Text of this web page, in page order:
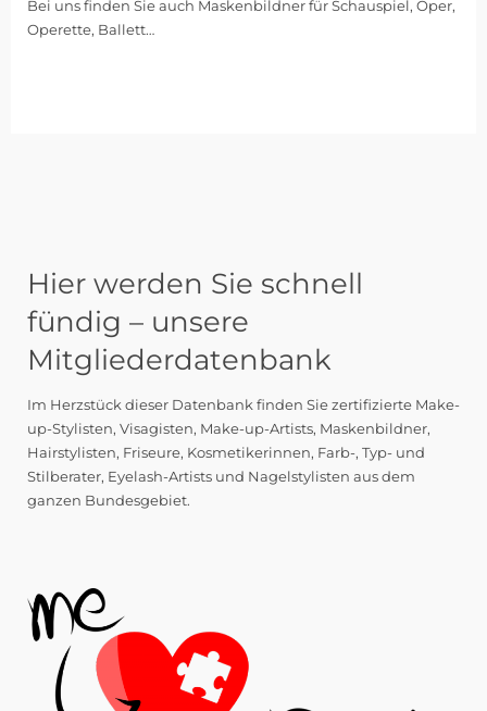
Bei uns finden Sie auch Maskenbildner für Schauspiel, Oper,
Operette, Ballett…
Hier werden Sie schnell
fündig – unsere
Mitgliederdatenbank
Im Herzstück dieser Datenbank finden Sie zertifizierte Make-
up-Stylisten, Visagisten, Make-up-Artists, Maskenbildner,
Hairstylisten, Friseure, Kosmetikerinnen, Farb-, Typ- und
Stilberater, Eyelash-Artists und Nagelstylisten aus dem
ganzen Bundesgebiet.